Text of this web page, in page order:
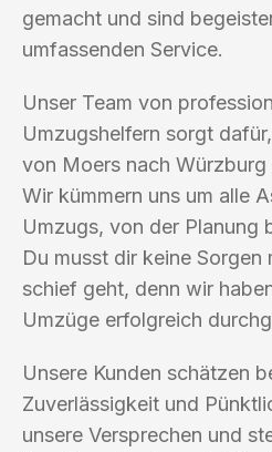
gemacht und sind
umfassenden Service.
Unser Team von
Umzugshelfern sorgt
von Moers nach
Wir kümmern uns um alle
Umzugs, von der Planung
Du musst dir keine Sorgen
schief geht, denn wir
Umzüge erfolgreich
Unsere Kunden schätzen
Zuverlässigkeit und
unsere Versprechen und